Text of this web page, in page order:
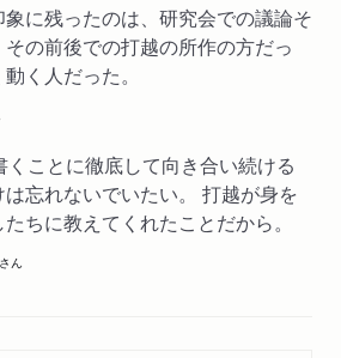
に残ったのは、研究会での議論そ
の前後での打越の所作の方だっ
く人だった。
くことに徹底して向き合い続ける
忘れないでいたい。 打越が身を
ちに教えてくれたことだから。
さん